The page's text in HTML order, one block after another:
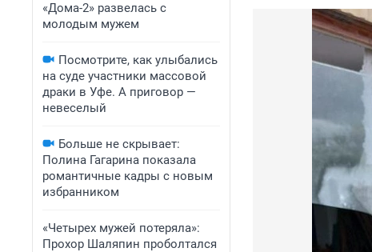
«Дома-2» развелась с
молодым мужем
Посмотрите, как улыбались
на суде участники массовой
драки в Уфе. А приговор —
невеселый
Больше не скрывает:
Полина Гагарина показала
романтичные кадры с новым
избранником
«Четырех мужей потеряла»:
Прохор Шаляпин проболтался